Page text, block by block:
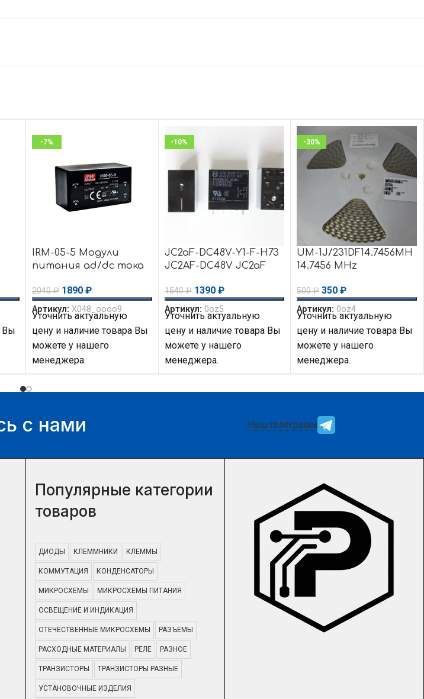
Вы
-7%
IRM-05-5 Модули
питания ad/dc тока
Encap PS MEAN WELL
2040₽ 1890 ₽
Артикул: X048_oooo9
Уточнить актуальную
цену и наличие товара Вы
можете у нашего
менеджера.
-10%
JC2aF-DC48V-Y1-F-H73
JC2AF-DC48V JC2aF
1540₽ 1390 ₽
Артикул: 0oz5
Уточнить актуальную
цену и наличие товара Вы
можете у нашего
менеджера.
-30%
UM-1J/231DF14.7456MH
14.7456 MHz
резонатор UM-1J UM-
1J/231
500₽ 350₽
Артикул: 0oz4
Уточнить актуальную
цену и наличие товара Вы
можете у нашего
менеджера.
с нами Наш телеграмм
Популярные категории
товаров
ДИОДЫ КЛЕММНИКИ КЛЕММЫ
КОММУТАЦИЯ КОНДЕНСАТОРЫ
МИКРОСХЕМЫ МИКРОСХЕМЫ ПИТАНИЯ
ОСВЕЩЕНИЕ И ИНДИКАЦИЯ
ОТЕЧЕСТВЕННЫЕ МИКРОСХЕМЫ РАЗЪЕМЫ
РАСХОДНЫЕ МАТЕРИАЛЫ РЕЛЕ РАЗНОЕ
ТРАНЗИСТОРЫ ТРАНЗИСТОРЫ РАЗНЫЕ
УСТАНОВОЧНЫЕ ИЗДЕЛИЯ